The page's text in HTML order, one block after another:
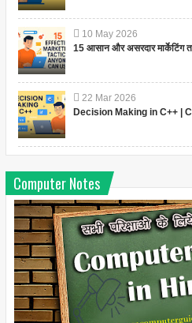
10 May 2026
15 आसान और असरदार मार्केटिंग
22 Mar 2026
Decision Making in C++ |
Computer Notes